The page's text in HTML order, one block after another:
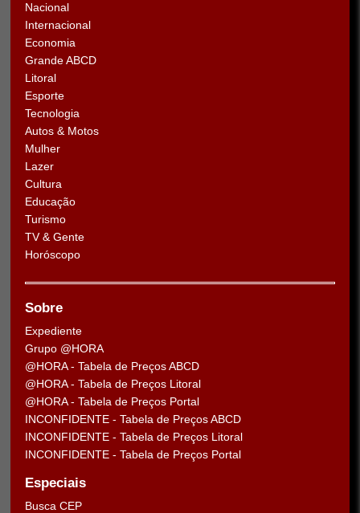
Nacional
Internacional
Economia
Grande ABCD
Litoral
Esporte
Tecnologia
Autos & Motos
Mulher
Lazer
Cultura
Educação
Turismo
TV & Gente
Horóscopo
Sobre
Expediente
Grupo @HORA
@HORA - Tabela de Preços ABCD
@HORA - Tabela de Preços Litoral
@HORA - Tabela de Preços Portal
INCONFIDENTE - Tabela de Preços ABCD
INCONFIDENTE - Tabela de Preços Litoral
INCONFIDENTE - Tabela de Preços Portal
Especiais
Busca CEP